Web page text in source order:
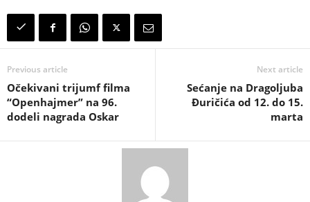
Previous article
Očekivani trijumf filma
“Openhajmer” na 96.
dodeli nagrada Oskar
Next article
Sećanje na Dragoljuba
Đuričića od 12. do 15.
marta